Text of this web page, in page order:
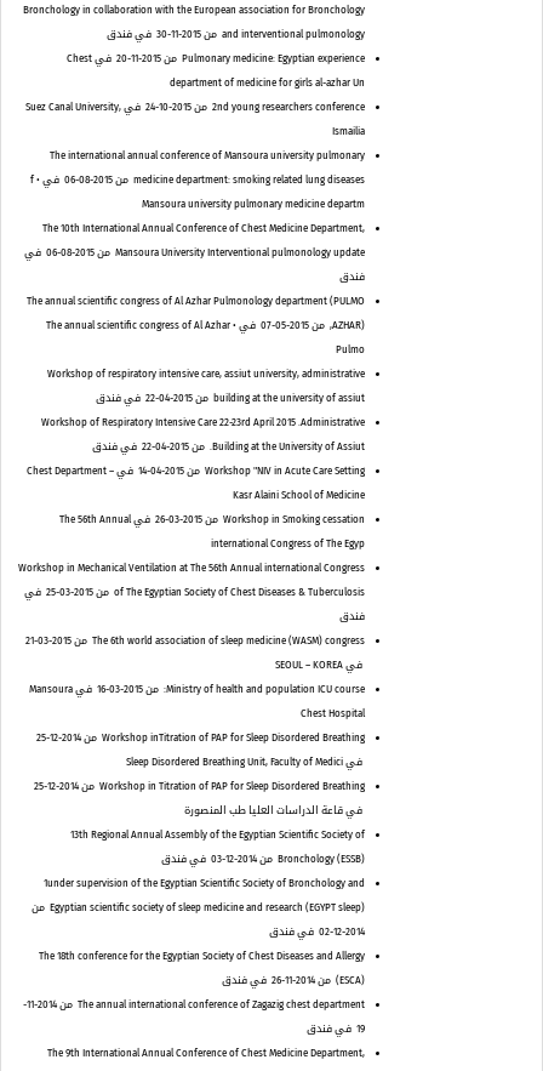
Bronchology in collaboration with the European association for Bronchology
and interventional pulmonology من 2015-11-30
في فندق
Pulmonary medicine: Egyptian experience من 2015-11-20
في Chest
department of medicine for girls al-azhar Un
2nd young researchers conference من 2015-10-24
في Suez Canal University,
Ismailia
The international annual conference of Mansoura university pulmonary
medicine department: smoking related lung diseases من 2015-08-06
في • f
Mansoura university pulmonary medicine departm
The 10th International Annual Conference of Chest Medicine Department,
Mansoura University Interventional pulmonology update من 2015-08-06
في
فندق
The annual scientific congress of Al Azhar Pulmonology department (PULMO
AZHAR), من 2015-05-07
في • The annual scientific congress of Al Azhar
Pulmo
Workshop of respiratory intensive care, assiut university, administrative
building at the university of assiut من 2015-04-22
في فندق
Workshop of Respiratory Intensive Care 22-23rd April 2015 .Administrative
Building at the University of Assiut. من 2015-04-22
في فندق
Workshop "NIV in Acute Care Setting من 2015-04-14
في Chest Department –
Kasr Alaini School of Medicine
Workshop in Smoking cessation من 2015-03-26
في The 56th Annual
international Congress of The Egyp
Workshop in Mechanical Ventilation at The 56th Annual international Congress
of The Egyptian Society of Chest Diseases & Tuberculosis من 2015-03-25
في
فندق
The 6th world association of sleep medicine (WASM) congress من 2015-03-21
في SEOUL – KOREA
Ministry of health and population ICU course: من 2015-03-16
في Mansoura
Chest Hospital
Workshop inTitration of PAP for Sleep Disordered Breathing من 2014-12-25
في Sleep Disordered Breathing Unit, Faculty of Medici
Workshop in Titration of PAP for Sleep Disordered Breathing من 2014-12-25
في قاعة الدراسات العليا طب المنصورة
13th Regional Annual Assembly of the Egyptian Scientific Society of
Bronchology (ESSB) من 2014-12-03
في فندق
1under supervision of the Egyptian Scientific Society of Bronchology and
Egyptian scientific society of sleep medicine and research (EGYPT sleep) من
2014-12-02
في فندق
The 18th conference for the Egyptian Society of Chest Diseases and Allergy
(ESCA) من 2014-11-26
في فندق
The annual international conference of Zagazig chest department
من 2014-11-
19 في فندق
The 9th International Annual Conference of Chest Medicine Department,